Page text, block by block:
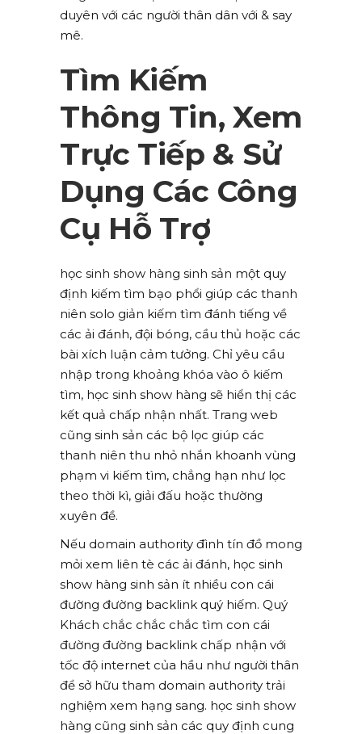
duyên với các người thân dân với & say
mê.
Tìm Kiếm
Thông Tin, Xem
Trực Tiếp & Sử
Dụng Các Công
Cụ Hỗ Trợ
học sinh show hàng sinh sản một quy
định kiếm tìm bạo phổi giúp các thanh
niên solo giản kiếm tìm đánh tiếng về
các ải đánh, đội bóng, cầu thủ hoặc các
bài xích luận cảm tưởng. Chỉ yêu cầu
nhập trong khoảng khóa vào ô kiếm
tìm, học sinh show hàng sẽ hiển thị các
kết quả chấp nhận nhất. Trang web
cũng sinh sản các bộ lọc giúp các
thanh niên thu nhỏ nhắn khoanh vùng
phạm vi kiếm tìm, chẳng hạn như lọc
theo thời kì, giải đấu hoặc thường
xuyên đề.
Nếu domain authority đình tín đồ mong
mỏi xem liên tè các ải đánh, học sinh
show hàng sinh sản ít nhiều con cái
đường đường backlink quý hiếm. Quý
Khách chắc chắc chắc tìm con cái
đường đường backlink chấp nhận với
tốc độ internet của hầu như người thân
để sở hữu tham domain authority trải
nghiệm xem hạng sang. học sinh show
hàng cũng sinh sản các quy định cung